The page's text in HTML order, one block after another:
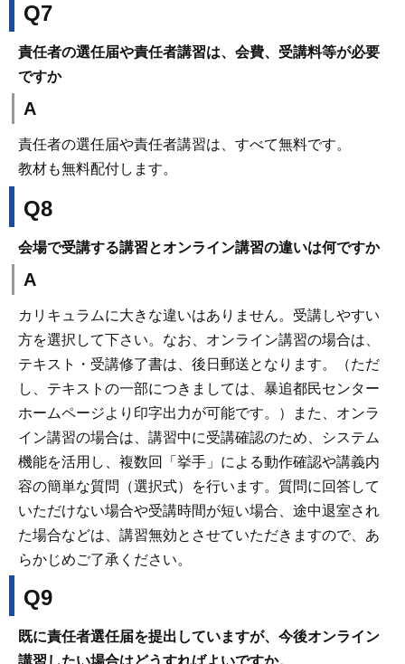
Q7
責任者の選任届や責任者講習は、会費、受講料等が必要
ですか
A
責任者の選任届や責任者講習は、すべて無料です。
教材も無料配付します。
Q8
会場で受講する講習とオンライン講習の違いは何ですか
A
カリキュラムに大きな違いはありません。受講しやすい
方を選択して下さい。なお、オンライン講習の場合は、
テキスト・受講修了書は、後日郵送となります。（ただ
し、テキストの一部につきましては、暴追都民センター
ホームページより印字出力が可能です。）また、オンラ
イン講習の場合は、講習中に受講確認のため、システム
機能を活用し、複数回「挙手」による動作確認や講義内
容の簡単な質問（選択式）を行います。質問に回答して
いただけない場合や受講時間が短い場合、途中退室され
た場合などは、講習無効とさせていただきますので、あ
らかじめご了承ください。
Q9
既に責任者選任届を提出していますが、今後オンライン
講習したい場合はどうすればよいですか。